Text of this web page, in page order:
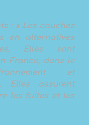
: « Les couches
en alternatives
Elles sont
France, dans le
et
Elles assurent
les fuites et les